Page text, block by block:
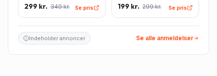
pudeindlæg -
299 kr. 349 kr. Se pris
Rektangulær - Lyseblå
199 kr. 299 kr. Se pris
Indeholder annoncer Se alle anmeldelser